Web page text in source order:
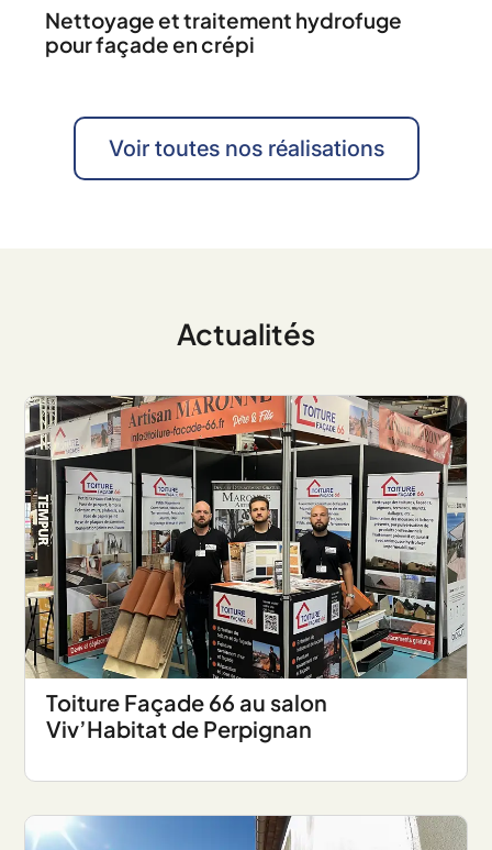
Nettoyage et traitement hydrofuge
pour façade en crépi
Voir toutes nos réalisations
Actualités
Toiture Façade 66 au salon
Viv’Habitat de Perpignan